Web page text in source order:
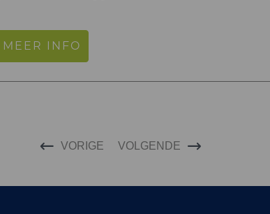
MEER INFO
VORIGE VOLGENDE